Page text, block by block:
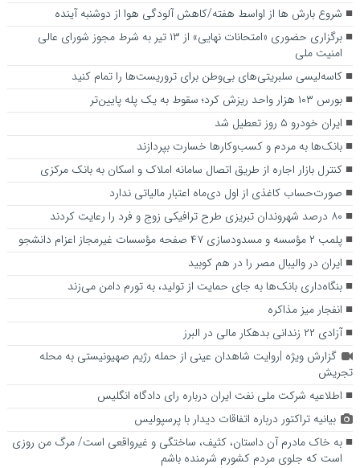
شروع بارش ها از اواسط هفته/کاهش آلودگی هوا از دوشنبه آینده
برگزاری حضوری «امتحانات نهایی» از ۱۳ تیر به شرط مجوز شورای عالی
امنیت ملی
کاسه‌لیسی سلبریتی‌‌های بی‌وطن برای تروریست‌ها را تمام کنید
بورس ۱۰۳ هزار واحد ریزش کرد؛ سقوط به یک پله پایین‌تر
ایران خودرو ۵ روز تعطیل شد
بانک‌ها به مردم و کسب‌وکارها خسارت بپردازند
کنترل بازار اجاره از طریق اتصال سامانه املاک و اسکان به بانک مرکزی
صورت‌حساب کاغذی از اول دی‌ماه اعتبار مالیاتی ندارد
۸۰ درصد شهروندان تبریزی طرح ترافیکی زوج و فرد را رعایت کردند
پلمب ۲ مؤسسه و مسدودسازی ۴۷ صفحه مؤسسات غیرمجاز اعزام دانشجو
ایران در والیبال مصر را در هم کوبید
بنگاه‌داری بانک‌ها به جای حمایت از تولید، به تورم دامن می‌زند
انفجار میز مذاکره
آزادی ۲۲ زندانی بدهکار مالی در البرز
گزارش ویژه |روایت شاهدان عینی از حمله رژیم صهیونیستی به محله
تجریش
اطلاعیه شرکت ملی نفت ایران درباره رای دادگاه انگلیس
بیانیه تراکتور درباره اتفاقات دیدار با پرسپولیس
به خاک مادرم آن داستان، کثیف، ساختگی و غیرواقعی است/ مرگ من روزی‌
است که جلوی مردم کشورم شرمنده باشم